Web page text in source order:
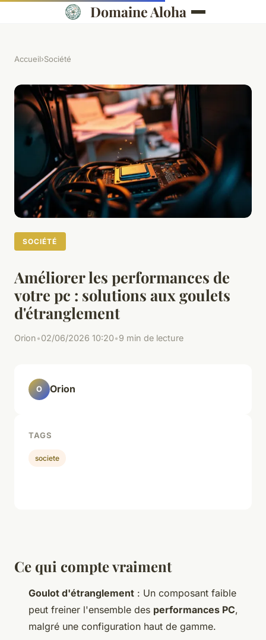
Domaine Aloha
Accueil›Société
SOCIÉTÉ
Améliorer les performances de
votre pc : solutions aux goulets
d'étranglement
Orion•02/06/2026 10:20•9 min de lecture
Ce qui compte vraiment
Goulot d'étranglement : Un composant faible
peut freiner l'ensemble des performances PC,
malgré une configuration haut de gamme.
O Orion
TAGS
societe